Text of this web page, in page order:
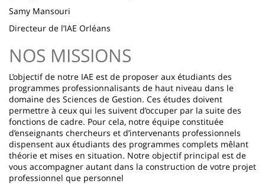
Samy Mansouri
Directeur de l’IAE Orléans
NOS MISSIONS
L’objectif de notre IAE est de proposer aux étudiants des
programmes professionnalisants de haut niveau dans le
domaine des Sciences de Gestion. Ces études doivent
permettre à ceux qui les suivent d’occuper par la suite des
fonctions de cadre. Pour cela, notre équipe constituée
d’enseignants chercheurs et d’intervenants professionnels
dispensent aux étudiants des programmes complets mêlant
théorie et mises en situation. Notre objectif principal est de
vous accompagner autant dans la construction de votre projet
professionnel que personnel